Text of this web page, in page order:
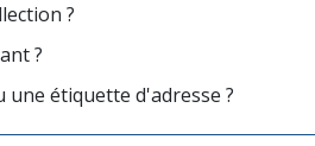
?
?
étiquette d'adresse ?